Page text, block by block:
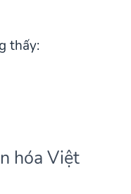
thấy:
hóa Việt